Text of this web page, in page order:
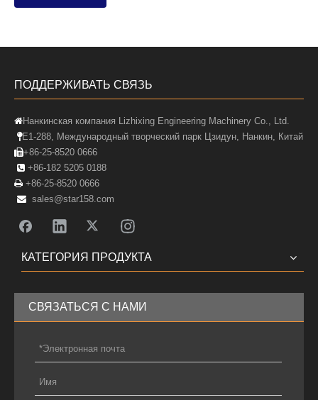
ПОДДЕРЖИВАТЬ СВЯЗЬ
Нанкинская компания Lizhixing Engineering Machinery Co., Ltd.
E1-288, Международный творческий парк Цзидун, Нанкин, Китай
+86-25-8520 0666
 +86-182 5205 0188
 +86-25-8520 0666
 sales@star158.com
КАТЕГОРИЯ ПРОДУКТА
СВЯЗАТЬСЯ С НАМИ